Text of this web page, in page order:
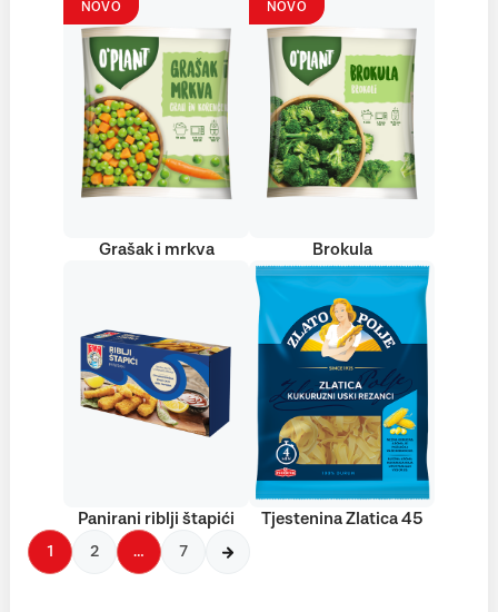
NOVO
Grašak i mrkva
NOVO
Brokula
Panirani riblji štapići Tjestenina Zlatica 45
1 2 … 7